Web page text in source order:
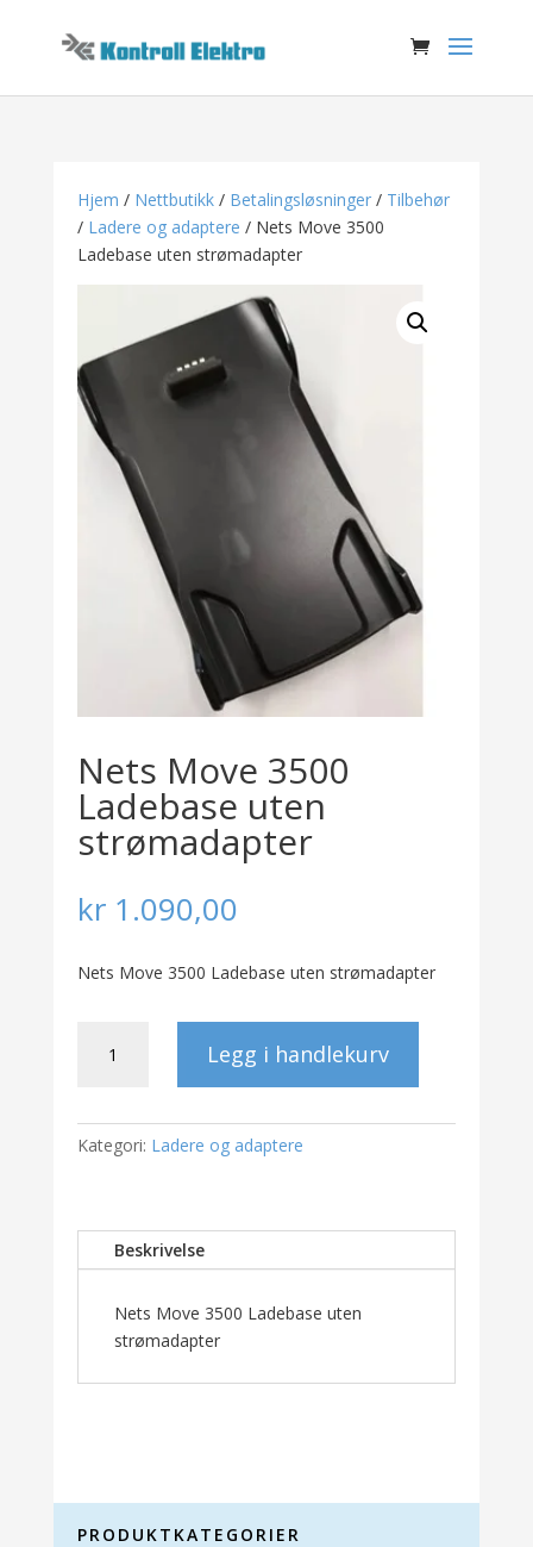
Hjem / Nettbutikk/ Betalingsløsninger/ Tilbehør
/ Ladere og adaptere / Nets Move 3500
Ladebase uten strømadapter
Nets Move 3500
Ladebase uten
strømadapter
kr1.090,00
Nets Move 3500 Ladebase uten strømadapter
Move
uten
Legg i handlekurv
Kategori: Ladere og adaptere
Beskrivelse
Nets Move 3500 Ladebase uten
strømadapter
PRODUKTKATEGORIER